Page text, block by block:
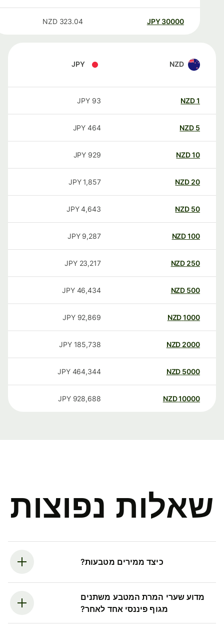
30000
JPY
323.04
NZD
NZD
JPY
NZD
93
JPY
NZD
464
JPY
NZD
929
JPY
20
NZD
1,857
JPY
50
NZD
4,643
JPY
100
NZD
9,287
JPY
250
NZD
23,217
JPY
500
NZD
46,434
JPY
1000
NZD
92,869
JPY
2000
NZD
185,738
JPY
5000
NZD
464,344
JPY
10000
NZD
928,688
JPY
שאלות נפוצות
כיצד ממירים מטבעות?
מדוע שערי המרת המטבע משתנים
מגוף פיננסי אחד לאחר?